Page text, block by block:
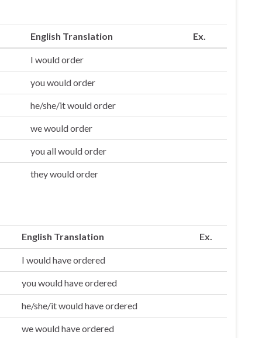
English Translation Ex.
I would order
you would order
he/she/it would order
we would order
you all would order
they would order
English Translation Ex.
I would have ordered
you would have ordered
he/she/it would have ordered
we would have ordered